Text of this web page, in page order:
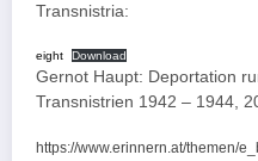
Transnistria:
eight Download
Gernot Haupt: Deportation
Transnistrien 1942 – 1944,
https://www.erinnern.at/themen/